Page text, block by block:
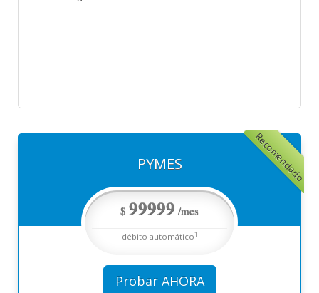
Recomendado
PYMES
84999.15/mes
pagando anualmente o $99999
$ 99999 /mes
débito automático1
Probar AHORA